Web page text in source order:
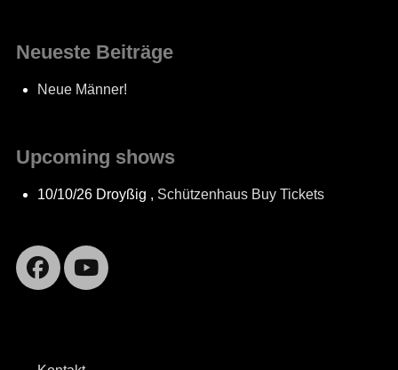
Neueste Beiträge
Neue Männer!
Upcoming shows
10/10/26 Droyßig , Schützenhaus Buy Tickets
Facebook
YouTube